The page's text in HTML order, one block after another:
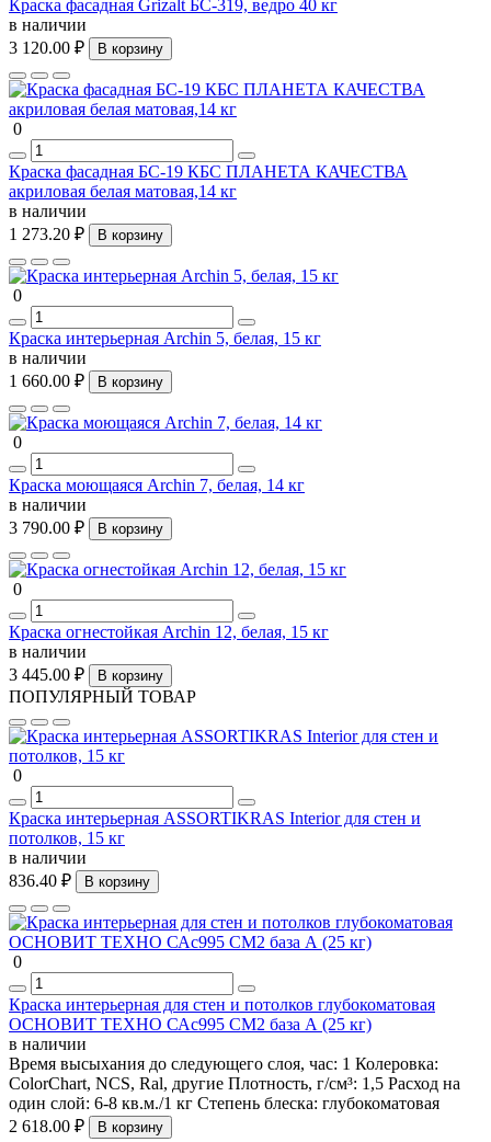
Краска фасадная Grizalt БС-319, ведро 40 кг
в наличии
3 120.00 ₽
В корзину
0
Краска фасадная БС-19 КБС ПЛАНЕТА КАЧЕСТВА
акриловая белая матовая,14 кг
в наличии
1 273.20 ₽
В корзину
0
Краска интерьерная Archin 5, белая, 15 кг
в наличии
1 660.00 ₽
В корзину
0
Краска моющаяся Archin 7, белая, 14 кг
в наличии
3 790.00 ₽
В корзину
0
Краска огнестойкая Archin 12, белая, 15 кг
в наличии
3 445.00 ₽
В корзину
ПОПУЛЯРНЫЙ ТОВАР
0
Краска интерьерная ASSORTIKRAS Interior для стен и
потолков, 15 кг
в наличии
836.40 ₽
В корзину
0
Краска интерьерная для стен и потолков глубокоматовая
ОСНОВИТ ТЕХНО САс995 СМ2 база А (25 кг)
в наличии
Время высыхания до следующего слоя, час: 1 Колеровка:
ColorChart, NCS, Ral, другие Плотность, г/см³: 1,5 Расход на
один слой: 6-8 кв.м./1 кг Степень блеска: глубокоматовая
2 618.00 ₽
В корзину